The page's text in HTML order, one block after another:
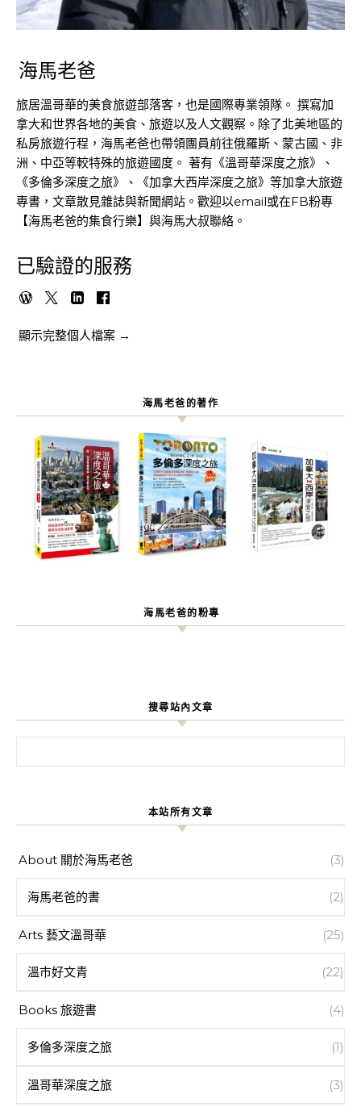
海馬老爸
旅居溫哥華的美食旅遊部落客，也是國際專業領隊。 撰寫加
拿大和世界各地的美食、旅遊以及人文觀察。除了北美地區的
私房旅遊行程，海馬老爸也帶領團員前往俄羅斯、蒙古國、非
洲、中亞等較特殊的旅遊國度。 著有《溫哥華深度之旅》、
《多倫多深度之旅》、《加拿大西岸深度之旅》等加拿大旅遊
專書，文章散見雜誌與新聞網站。歡迎以email或在FB粉專
【海馬老爸的集食行樂】與海馬大叔聯絡。
已驗證的服務
顯示完整個人檔案 →
海馬老爸的著作
海馬老爸的粉專
搜尋站內文章
本站所有文章
About 關於海馬老爸 (3)
海馬老爸的書 (2)
Arts 藝文溫哥華 (25)
溫市好文青 (22)
Books 旅遊書 (4)
多倫多深度之旅 (1)
溫哥華深度之旅 (3)